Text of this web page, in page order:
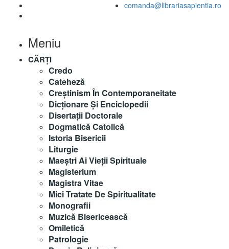
comanda@librariasapientia.ro
Meniu
CĂRȚI
Credo
Cateheză
Creștinism În Contemporaneitate
Dicționare Și Enciclopedii
Disertații Doctorale
Dogmatică Catolică
Istoria Bisericii
Liturgie
Maeştri Ai Vieţii Spirituale
Magisterium
Magistra Vitae
Mici Tratate De Spiritualitate
Monografii
Muzică Bisericească
Omiletică
Patrologie